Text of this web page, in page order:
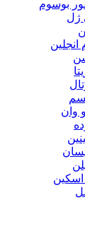
بوسوم
ژل
وان